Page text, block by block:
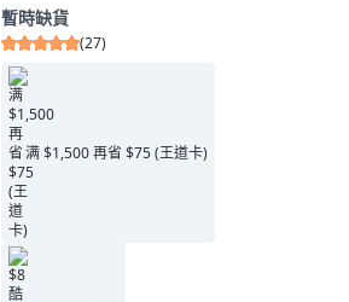
暫時缺貨
(27)
满 $1,500 再省 $75 (王道卡)